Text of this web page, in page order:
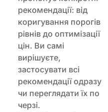
рекомендації: від
коригування порогів
рівнів до оптимізації
цін. Ви самі
вирішуєте,
застосувати всі
рекомендації одразу
чи переглядати їх по
черзі.